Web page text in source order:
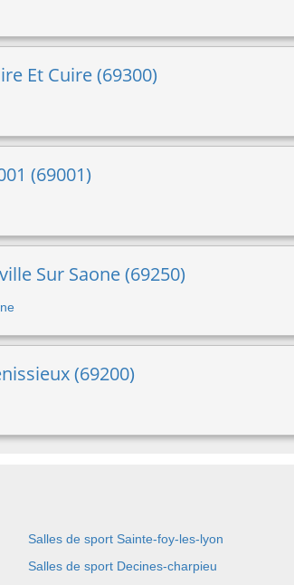
Et Cuire (69300)
(69001)
Sur Saone (69250)
(69200)
Salles de sport Sainte-foy-les-lyon
Salles de sport Decines-charpieu